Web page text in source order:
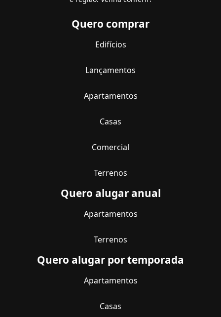
Quero comprar
Edifícios
Lançamentos
Apartamentos
Casas
Comercial
Terrenos
Quero alugar anual
Apartamentos
Terrenos
Quero alugar por temporada
Apartamentos
Casas